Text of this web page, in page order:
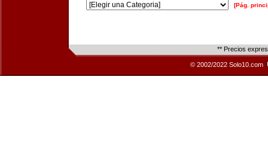
[Pág.
** Precios
© 2002/2022 Solo10.com